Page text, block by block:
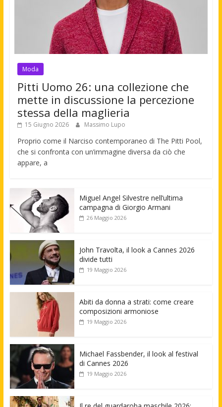
Moda
Pitti Uomo 26: una collezione che
mette in discussione la percezione
stessa della maglieria
15 Giugno 2026 Massimo Lupo
Proprio come il Narciso contemporaneo di The Pitti Pool,
che si confronta con un’immagine diversa da ciò che
appare, a
Miguel Angel Silvestre nell’ultima
campagna di Giorgio Armani
26 Maggio 2026
John Travolta, il look a Cannes 2026
divide tutti
19 Maggio 2026
Abiti da donna a strati: come creare
composizioni armoniose
19 Maggio 2026
Michael Fassbender, il look al festival
di Cannes 2026
19 Maggio 2026